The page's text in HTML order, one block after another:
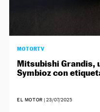
MOTORTV
Mitsubishi Grandis,
Symbioz con
EL MOTOR |23/07/2025